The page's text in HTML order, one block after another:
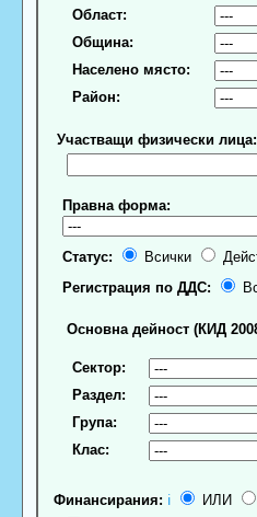
Област:
Община:
Населено място:
Район:
Участващи физически лица:
Правна форма:
Статус: Всички
Регистрация по ДДС:
Основна дейност (КИД
Сектор:
Раздел:
Група:
Клас:
Финансирания: ℹ ИЛИ